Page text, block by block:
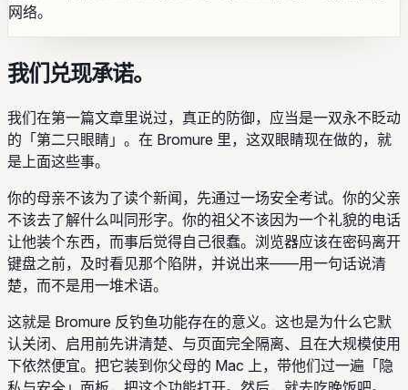
网络。
我们兑现承诺。
我们在第一篇文章里说过，真正的防御，应当是一双永不眨动
的「第二只眼睛」。在 Bromure 里，这双眼睛现在做的，就
是上面这些事。
你的母亲不该为了读个新闻，先通过一场安全考试。你的父亲
不该去了解什么叫同形字。你的祖父不该因为一个礼貌的电话
让他装个东西，而事后觉得自己很蠢。浏览器应该在密码离开
键盘之前，及时看见那个陷阱，并说出来——用一句话说清
楚，而不是用一堆术语。
这就是 Bromure 反钓鱼功能存在的意义。这也是为什么它默
认关闭、启用前先讲清楚、与页面完全隔离、且在大规模使用
下依然便宜。把它装到你父母的 Mac 上，带他们过一遍「隐